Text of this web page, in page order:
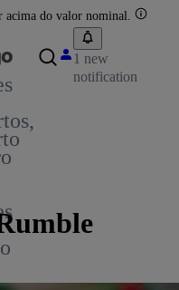
acima do valor nominal.
1 new
notification